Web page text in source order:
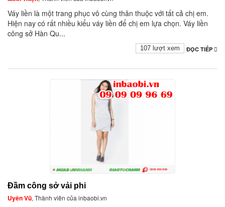
Váy liền là một trang phục vô cùng thân thuộc với tất cả chị em.
Hiện nay có rất nhiều kiểu váy liền để chị em lựa chọn. Váy liền
công sở Hàn Qu...
ĐỌC TIẾP
107 lượt xem
Đầm công sở vải phi
Uyên Vũ, Thành viên của inbaobi.vn